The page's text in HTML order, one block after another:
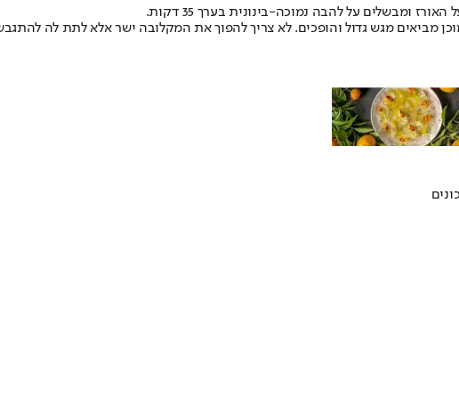
מגש גדול והופכים. לא צריך להפוך את המקלובה ישר אלא לתת לה להתגבש בערך 10 דקות כדי